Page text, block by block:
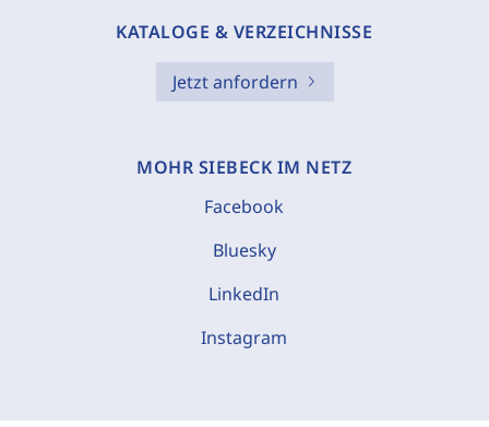
KATALOGE & VERZEICHNISSE
Jetzt anfordern
MOHR SIEBECK IM NETZ
Facebook
Bluesky
LinkedIn
Instagram